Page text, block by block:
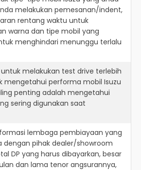
melakukan pemesanan/indent,
rentang waktu untuk
warna dan tipe mobil yang
menghindari menunggu terlalu
melakukan test drive terlebih
mengetahui performa mobil Isuzu
penting adalah mengetahui
sering digunakan saat
lembaga pembiayaan yang
dengan pihak dealer/showroom
DP yang harus dibayarkan, besar
dan lama tenor angsurannya,